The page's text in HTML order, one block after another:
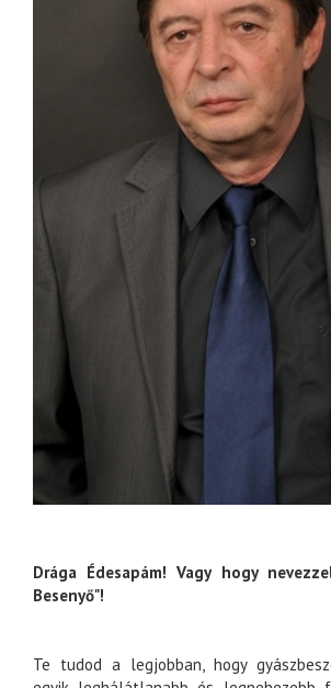
Drága Édesapám! Vagy hogy
Besenyő"!
Te tudod a legjobban, hogy